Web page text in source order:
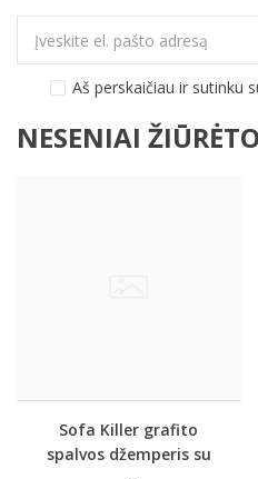
Aš perskaičiau ir sutinku
NESENIAI
Sofa Killer grafito
spalvos džemperis su